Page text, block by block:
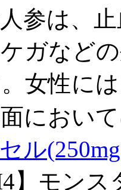
参は、
ガなど
女性に
におい
ル
】モン